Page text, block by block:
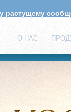
О НАС
растущему